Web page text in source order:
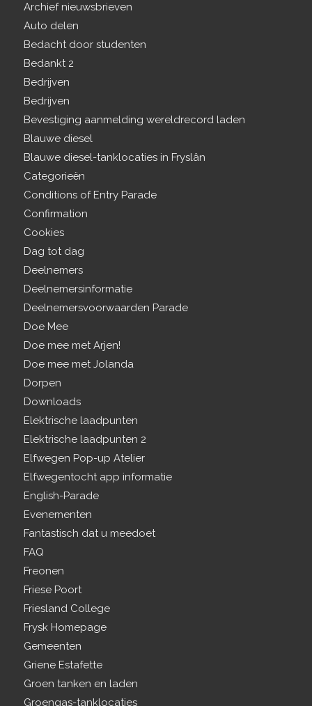
Archief nieuwsbrieven
Auto delen
Bedacht door studenten
Bedankt 2
Bedrijven
Bedrijven
Bevestiging aanmelding wereldrecord laden
Blauwe diesel
Blauwe diesel-tanklocaties in Fryslân
Categorieën
Conditions of Entry Parade
Confirmation
Cookies
Dag tot dag
Deelnemers
Deelnemersinformatie
Deelnemersvoorwaarden Parade
Doe Mee
Doe mee met Arjen!
Doe mee met Jolanda
Dorpen
Downloads
Elektrische laadpunten
Elektrische laadpunten 2
Elfwegen Pop-up Atelier
Elfwegentocht app informatie
English-Parade
Evenementen
Fantastisch dat u meedoet
FAQ
Freonen
Friese Poort
Friesland College
Frysk Homepage
Gemeenten
Griene Estafette
Groen tanken en laden
Groengas-tanklocaties